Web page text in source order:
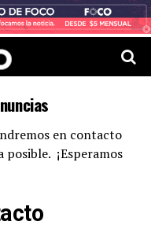
en contacto
¡Esperamos